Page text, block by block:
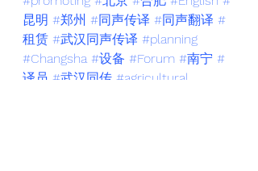
昆明 #郑州 #同声传译 #同声翻译 #
租赁 #武汉同声传译 #planning
#Changsha #设备 #Forum #南宁 #
译员 #武汉同传 #agricultural